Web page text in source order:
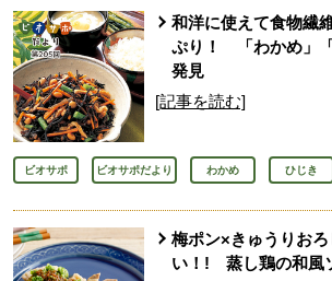
和洋に使えて食物繊
ぷり！ 「わかめ」
発見
[記事を読む]
ビオサポ ビオサポだより わかめ ひじき
梅ポン×きゅうりお
い！! 蒸し鶏の和風